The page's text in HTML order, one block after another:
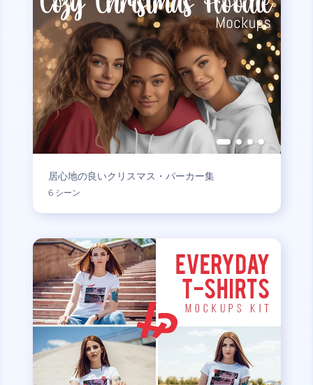
居心地の良いクリスマス・パーカー集
6 シーン